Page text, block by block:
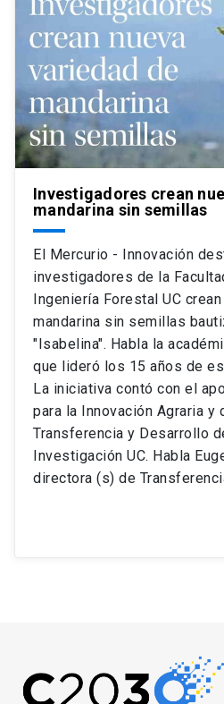
Investigadores crean
mandarina sin semillas
El Mercurio - Innovación
investigadores de la
Ingeniería Forestal UC
mandarina sin semillas
"Isabelina". Habla la
que lideró los 15 años de
La iniciativa contó con el
para la Innovación Agraria y
Transferencia y Desarrollo
Investigación UC. Habla
directora (s) de